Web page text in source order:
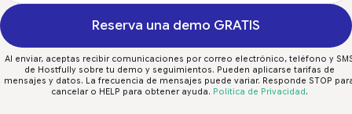
Reserva una demo GRATIS
Al enviar, aceptas recibir comunicaciones por correo electrónico, teléfono y
de Hostfully sobre tu demo y seguimientos. Pueden aplicarse tarifas de
mensajes y datos. La frecuencia de mensajes puede variar. Responde STOP
cancelar o HELP para obtener ayuda. Política de Privacidad.